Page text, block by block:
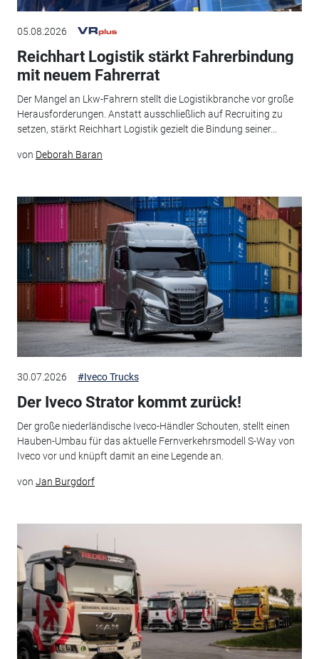
05.08.2026
Reichhart Logistik stärkt Fahrerbindung
mit neuem Fahrerrat
Der Mangel an Lkw-Fahrern stellt die Logistikbranche vor große
Herausforderungen. Anstatt ausschließlich auf Recruiting zu
setzen, stärkt Reichhart Logistik gezielt die Bindung seiner...
von Deborah Baran
30.07.2026 #Iveco Trucks
Der Iveco Strator kommt zurück!
Der große niederländische Iveco-Händler Schouten, stellt einen
Hauben-Umbau für das aktuelle Fernverkehrsmodell S-Way von
Iveco vor und knüpft damit an eine Legende an.
von Jan Burgdorf